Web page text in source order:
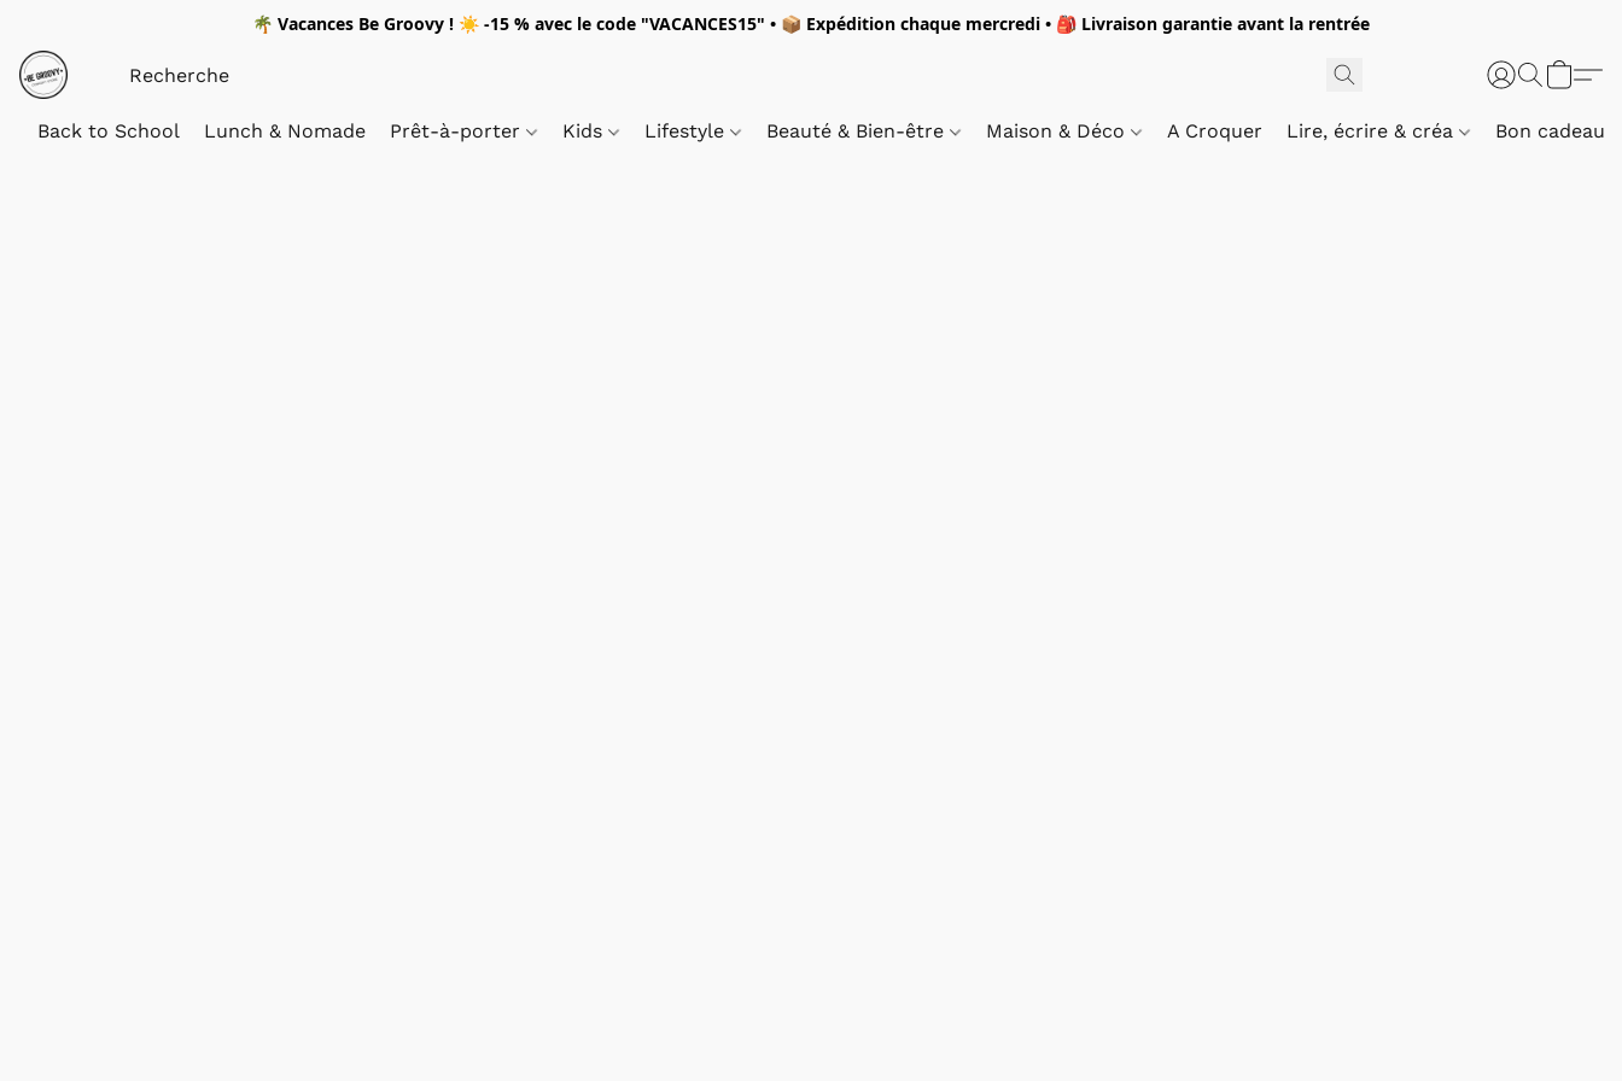
🌴 Vacances Be Groovy ! ☀️ -15 % avec le code "VACANCES15" • 📦 Expédition chaque mercredi • 🎒 Livraison garantie avant la rentrée
Back to School Lunch & Nomade Prêt-à-porter Kids Lifestyle Beauté & Bien-être Maison & Déco A Croquer Lire, écrire & créa Bon cadeau